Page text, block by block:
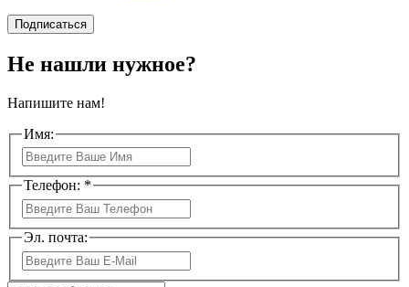
Подписаться
Не нашли нужное?
Напишите нам!
Имя:
Телефон: *
Эл. почта: